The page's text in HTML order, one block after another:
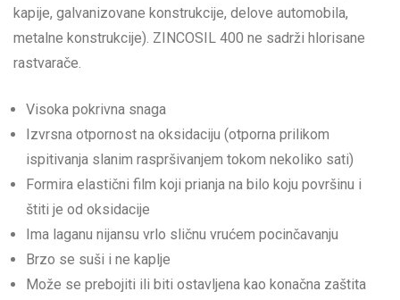
kapije, galvanizovane konstrukcije, delove automobila,
metalne konstrukcije). ZINCOSIL 400 ne sadrži hlorisane
rastvarače.
Visoka pokrivna snaga
Izvrsna otpornost na oksidaciju (otporna prilikom
ispitivanja slanim raspršivanjem tokom nekoliko sati)
Formira elastični film koji prianja na bilo koju površinu i
štiti je od oksidacije
Ima laganu nijansu vrlo sličnu vrućem pocinčavanju
Brzo se suši i ne kaplje
Može se prebojiti ili biti ostavljena kao konačna zaštita